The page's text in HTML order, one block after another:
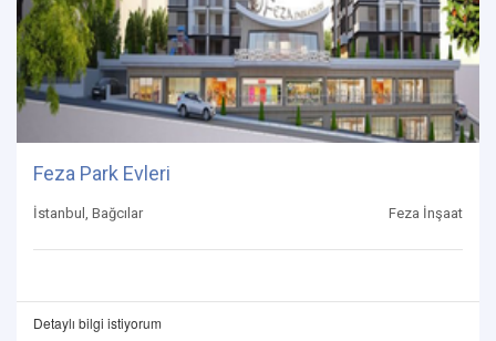
Feza Park Evleri
İstanbul, Bağcılar Feza İnşaat
Detaylı bilgi istiyorum